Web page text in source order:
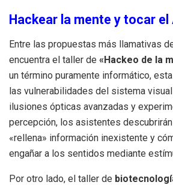
Hackear la mente y tocar el
Entre las propuestas más llamativas
encuentra el taller de «Hackeo de la
un término puramente informático,
las vulnerabilidades del sistema
ilusiones ópticas avanzadas y
percepción, los asistentes
«rellena» información inexistente y
engañar a los sentidos mediante
Por otro lado, el taller de